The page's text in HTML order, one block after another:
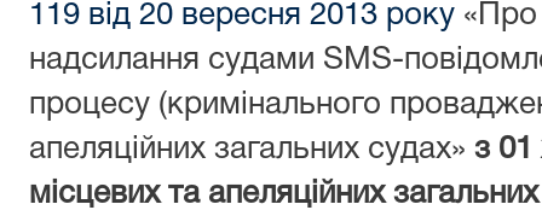
119 від 20 вересня 2013 року «Про
надсилання судами SMS-
процесу (кримінального
апеляційних загальних судах» з 01
місцевих та апеляційних